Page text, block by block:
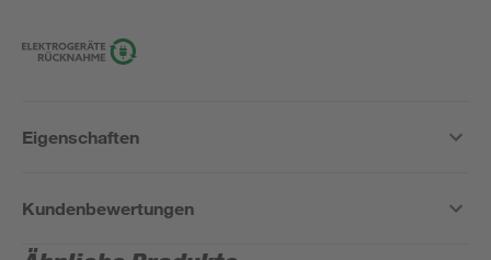
Eigenschaften
Kundenbewertungen